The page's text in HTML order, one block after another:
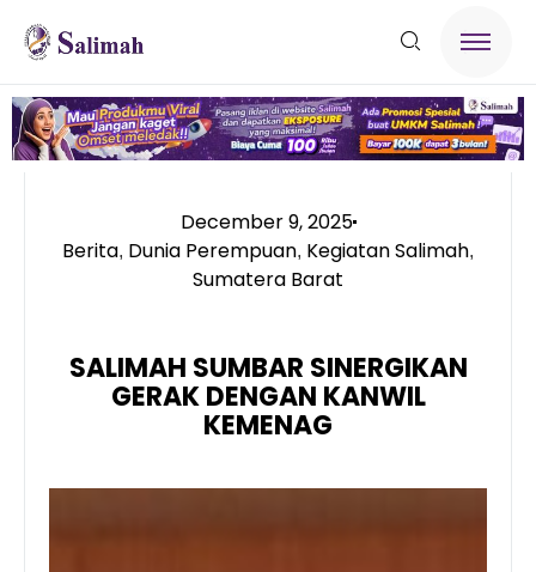
December 9, 2025
Berita, Dunia Perempuan, Kegiatan Salimah,
Sumatera Barat
SALIMAH SUMBAR SINERGIKAN
GERAK DENGAN KANWIL
KEMENAG